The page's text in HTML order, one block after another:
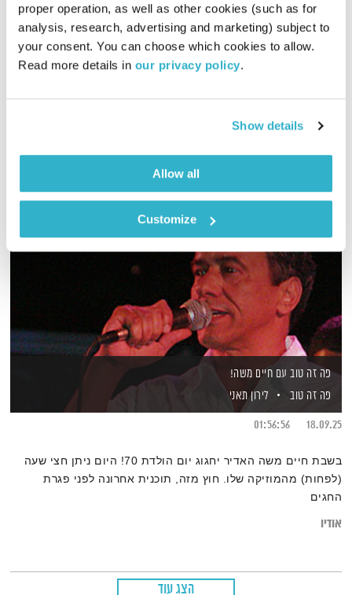
proper operation, as well as other cookies (such as for
analysis, research, advertising and marketing) subject to
your consent. You can choose which cookies to allow.
Read more details in our privacy policy.
Show details
Allow all
Customize
11.03.20
01:27:05
גליה גלעדי מזמינה אתכם להתעורר יחדיו בכל בוקר, עם מוזיקה
אודיו
פה זה טוב עם חיים משה!
פה זה טוב
לירון תאני
18.09.25
01:56:56
בשבת חיים משה האדיר יחגוג יום הולדת 70! היום ניתן חצי שעה
(לפחות) מהמוזיקה שלו. חוץ מזה, תוכנית אחרונה לפני פגרת
החגים
אודיו
הצג עוד